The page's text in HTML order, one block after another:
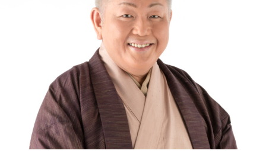
るようなイベントに行って「自分でも描けるんだ！」と思っ
て、そこから自分で描き始めるんですけど、それが私自身の
音楽体験とすごくつながっていて。
「あ、自分もバンドできるんだ」みたいな、そういうときの
ワクワク感のようなものが、いろんな不安や葛藤を飛び越え
ちゃうみたいな、そういうバイタリティのある曲だなと思い
ます。歌詞は自分と向き合っている部分も結構あるんですけ
ど、音像がかなり爽やかなので、そういうものを飛び越えて
遠山：リーガルリリーは、7月11日（土）に新曲「コニファ
ー」を配信リリースしました。おめでとうございます。
ほのか・海：ありがとうございます。
潮：「コニファー」はテレビアニメ「これ描いて死ね」のエ
ンディングテーマとなっています。
の心持ちについてアドバイスをいただけないでしょうか？
――患者からの暴言や暴力に心が折れそうになりながらも、
過酷な現場で奮闘する看護師の相談に対し、江原は「意外な
ことを申し上げるようだけれど……」と前置きした上で、具体
的なアドバイスを提示しました。